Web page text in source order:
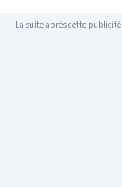
La suite après cette publicité